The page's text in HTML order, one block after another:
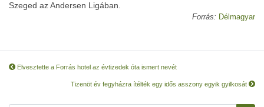
Szeged az Andersen Ligában.
Forrás: Délmagyar
Elvesztette a Forrás hotel az évtizedek óta ismert nevét
Tizenöt év fegyházra ítélték egy idős asszony egyik gyilkosát